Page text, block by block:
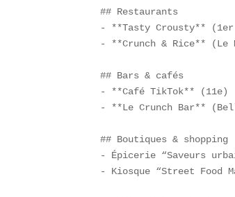
## Restaurants
- **Tasty Crousty**
- **Crunch & Rice**
## Bars & cafés
- **Café TikTok** (11e)
- **Le Crunch Bar**
## Boutiques & shopping
- Épicerie “Saveurs
- Kiosque “Street Food